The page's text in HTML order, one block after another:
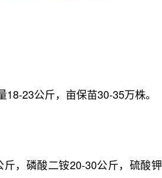
23公斤，亩保苗30-35万株。
，磷酸二铵20-30公斤，硫酸钾